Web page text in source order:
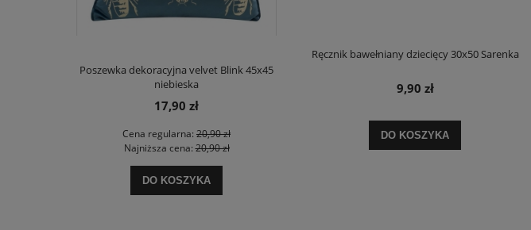
Poszewka dekoracyjna velvet Blink 45x45
niebieska
17,90 zł
Cena regularna: 20,90 zł
Najniższa cena:20,90 zł
DO KOSZYKA
Dulce
Cena regularna:145,90 zł
Najniższa cena:115,90 zł
Ręcznik bawełniany dziecięcy 30x50 Sarenka
9,90 zł
DO KOSZYKA